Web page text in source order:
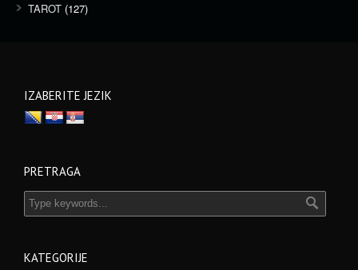
TAROT (127)
IZABERITE JEZIK
PRETRAGA
KATEGORIJE